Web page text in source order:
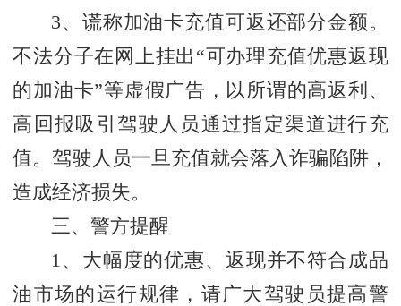
3、谎称加油卡充值可返还部分金额。
不法分子在网上挂出“可办理充值优惠返现
的加油卡”等虚假广告，以所谓的高返利、
高回报吸引驾驶人员通过指定渠道进行充
值。驾驶人员一旦充值就会落入诈骗陷阱，
造成经济损失。
三、警方提醒
1、大幅度的优惠、返现并不符合成品
油市场的运行规律，请广大驾驶员提高警